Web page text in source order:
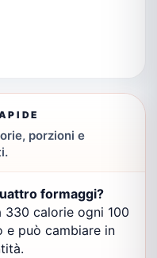
porzioni e
formaggi?
calorie ogni 100
e può cambiare in